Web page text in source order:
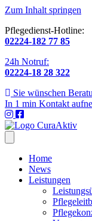
Zum Inhalt springen
Pflegedienst-Hotline:
02224-182 77 85
24h Notruf:
02224-18 28 322
Sie wünschen
In 1 min Kontakt
Home
News
Leistungen